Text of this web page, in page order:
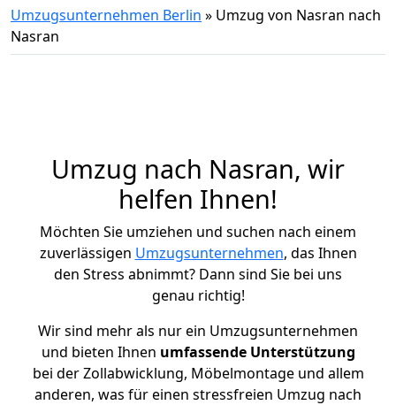
Umzugsunternehmen Berlin » Umzug von Nasran nach
Nasran
Umzug nach Nasran, wir
helfen Ihnen!
Möchten Sie umziehen und suchen nach einem
zuverlässigen Umzugsunternehmen, das Ihnen
den Stress abnimmt? Dann sind Sie bei uns
genau richtig!
Wir sind mehr als nur ein Umzugsunternehmen
und bieten Ihnen umfassende Unterstützung
bei der Zollabwicklung, Möbelmontage und allem
anderen, was für einen stressfreien Umzug nach